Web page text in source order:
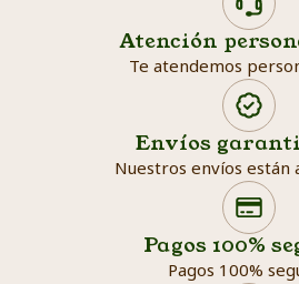
Atención
Te atendemos
Envíos
Nuestros envíos están
Pagos 100%
Pagos 100%